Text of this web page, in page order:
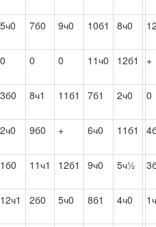
5ч0 7б0 9ч0 10б1 8ч0
0 0 0 11ч0 12б1 +
3б0 8ч1 11б1 7б1 2ч0 0
2ч0 9б0 + 6ч0 11б1
1б0 11ч1 12б1 9ч0 5ч½
12ч1 2б0 5ч0 8б1 4ч0